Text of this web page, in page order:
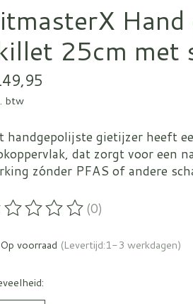
25cm met
btw
handgepolijste gietijzer heeft
dat zorgt voor een
zónder PFAS of andere
beoordeling van dit product is
(0)
Op voorraad (Levertijd:1-3 werkdagen)